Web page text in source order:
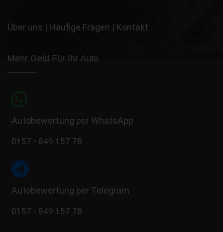
Über uns | Häufige Fragen | Kontakt
Mehr Geld Für Ihr Auto
Autobewertung per WhatsApp
0157 - 849 157 78
Autobewertung per Telegram
0157 - 849 157 78